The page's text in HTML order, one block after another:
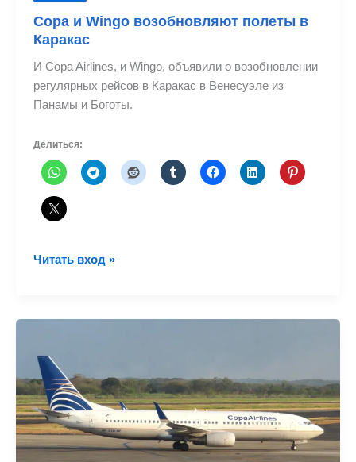
Copa и Wingo возобновляют полеты в
Каракас
И Copa Airlines, и Wingo, объявили о возобновлении
регулярных рейсов в Каракас в Венесуэле из
Панамы и Боготы.
Делиться:
Copa
в
Каракас
Читать вход »